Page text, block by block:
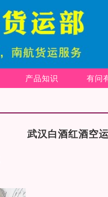
产品知识 有问
武汉白酒红酒空